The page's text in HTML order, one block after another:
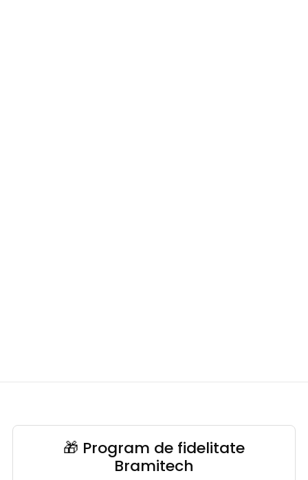
🎁 Program de fidelitate
Bramitech